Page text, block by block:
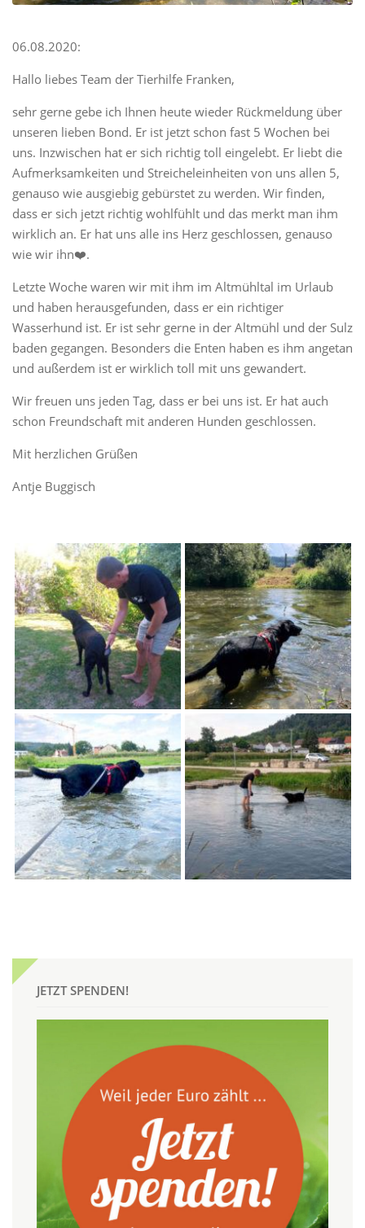
06.08.2020:
Hallo liebes Team der Tierhilfe Franken,
sehr gerne gebe ich Ihnen heute wieder Rückmeldung über
unseren lieben Bond. Er ist jetzt schon fast 5 Wochen bei
uns. Inzwischen hat er sich richtig toll eingelebt. Er liebt die
Aufmerksamkeiten und Streicheleinheiten von uns allen 5,
genauso wie ausgiebig gebürstet zu werden. Wir finden,
dass er sich jetzt richtig wohlfühlt und das merkt man ihm
wirklich an. Er hat uns alle ins Herz geschlossen, genauso
wie wir ihn❤️.
Letzte Woche waren wir mit ihm im Altmühltal im Urlaub
und haben herausgefunden, dass er ein richtiger
Wasserhund ist. Er ist sehr gerne in der Altmühl und der Sulz
baden gegangen. Besonders die Enten haben es ihm angetan
und außerdem ist er wirklich toll mit uns gewandert.
Wir freuen uns jeden Tag, dass er bei uns ist. Er hat auch
schon Freundschaft mit anderen Hunden geschlossen.
Mit herzlichen Grüßen
Antje Buggisch
JETZT SPENDEN!